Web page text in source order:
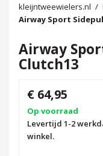
kleijntweewielers.nl
Airway Sport
Airway
Clutch13
€ 64,95
Op voorraad
Levertijd 1-2
winkel.